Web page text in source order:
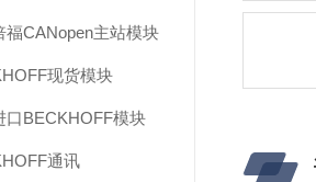
福CANopen主站模块
现货模块
口BECKHOFF模块
通讯